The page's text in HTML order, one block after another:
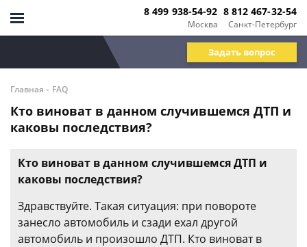
Москва
8 499 938-54-92
Санкт-Петербург
8 812 467-32-54
Задать вопрос
Главная - FAQ
Кто виноват в данном случившемся ДТП и
каковы последствия?
Кто виноват в данном случившемся ДТП и
каковы последствия?
Здравствуйте. Такая ситуация: при повороте
занесло автомобиль и сзади ехал другой
автомобиль и произошло ДТП. Кто виноват в